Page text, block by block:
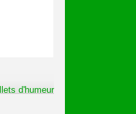
d'humeur